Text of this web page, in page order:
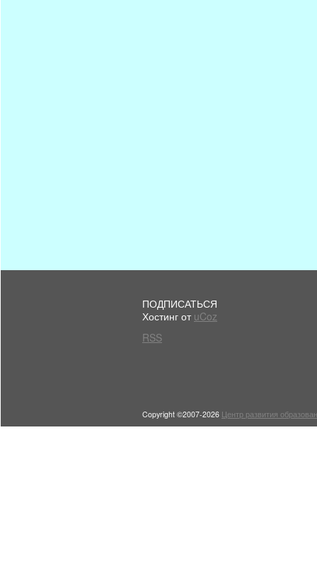
ПОДПИСАТЬСЯ
Хостинг от uCoz
RSS
Copyright ©2007-2026 Центр развития